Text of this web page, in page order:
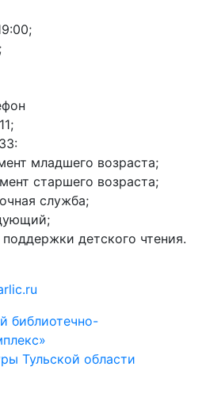
младшего возраста;
старшего возраста;
служба;
детского чтения.
библиотечно-
Тульской области